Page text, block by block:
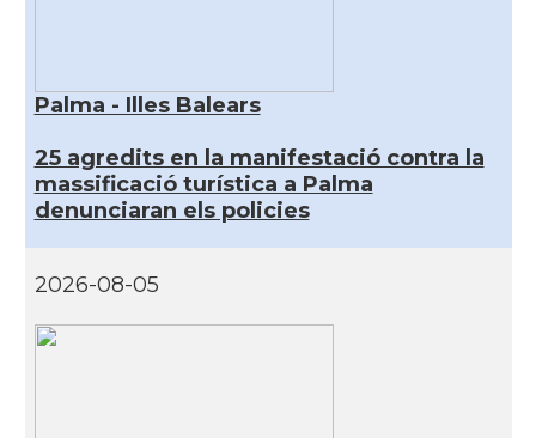
Palma - Illes Balears
25 agredits en la manifestació contra la
massificació turística a Palma
denunciaran els policies
2026-08-05